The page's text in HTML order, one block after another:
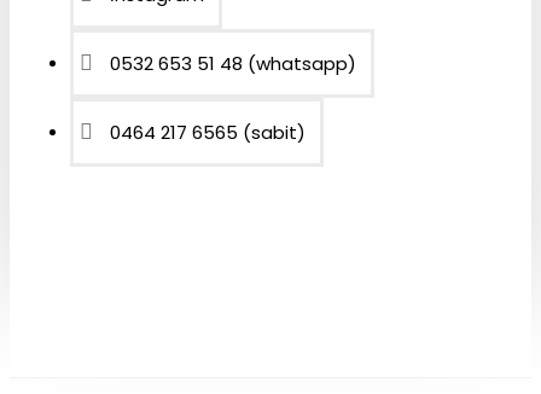
0532 653 51 48 (whatsapp)
0464 217 6565 (sabit)